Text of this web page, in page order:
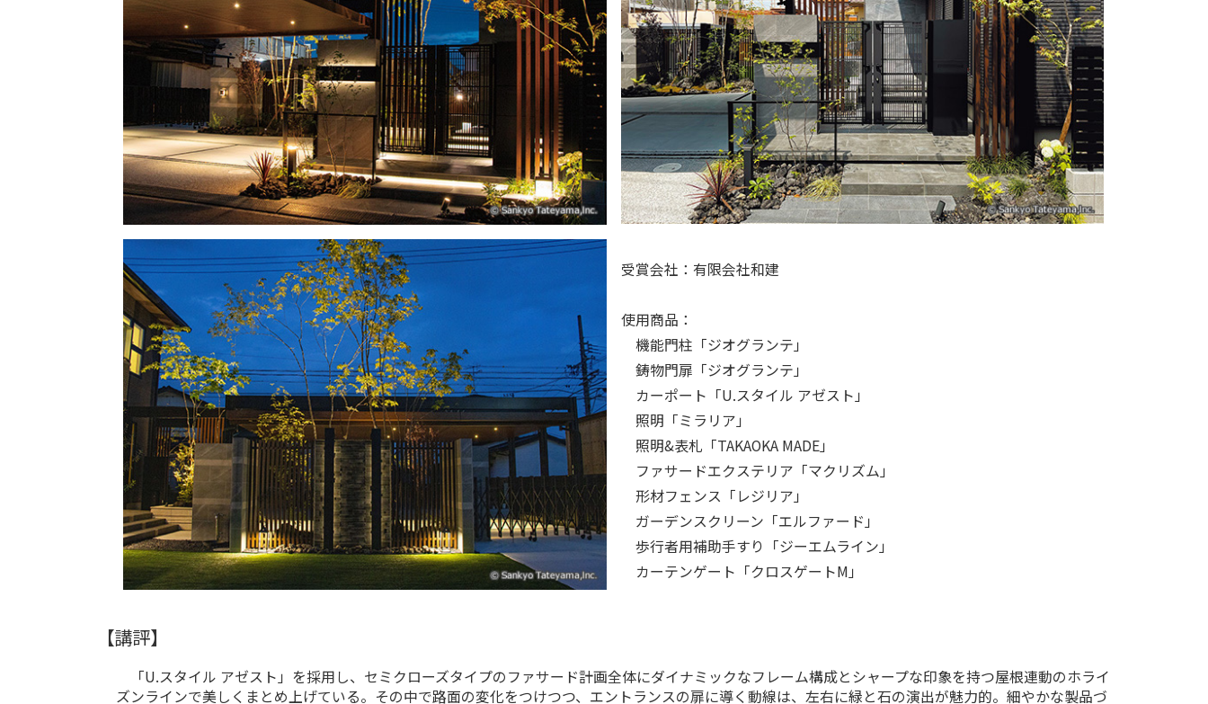
受賞会社：有限会社和建
使用商品：
機能門柱「ジオグランテ」
鋳物門扉「ジオグランテ」
カーポート「U.スタイル アゼスト」
照明「ミラリア」
照明&表札「TAKAOKA MADE」
ファサードエクステリア「マクリズム」
形材フェンス「レジリア」
ガーデンスクリーン「エルファード」
歩行者用補助手すり「ジーエムライン」
カーテンゲート「クロスゲートM」
【講評】
「U.スタイル アゼスト」を採用し、セミクローズタイプのファサード計画全体にダイナミックなフレーム構成とシャープな印象を持つ屋根連動のホライ
ズンラインで美しくまとめ上げている。その中で路面の変化をつけつつ、エントランスの扉に導く動線は、左右に緑と石の演出が魅力的。細やかな製品づ